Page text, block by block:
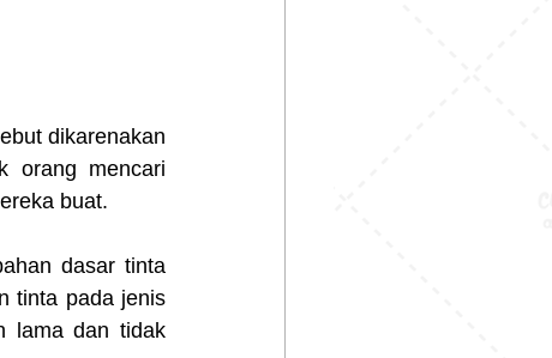
dikarenakan
orang mencari
buat.
dasar tinta
tinta pada jenis
lama dan tidak